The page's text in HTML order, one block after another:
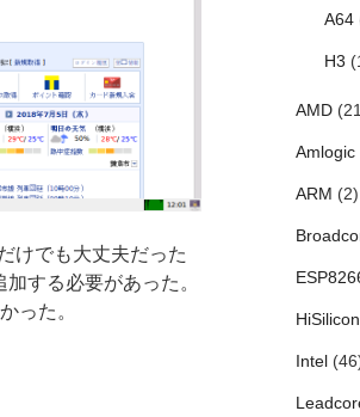
けでも大丈夫だった
する必要があった。
った。
A64
H3
AMD
Amlogic
ARM (2)
HiSilicon
Intel